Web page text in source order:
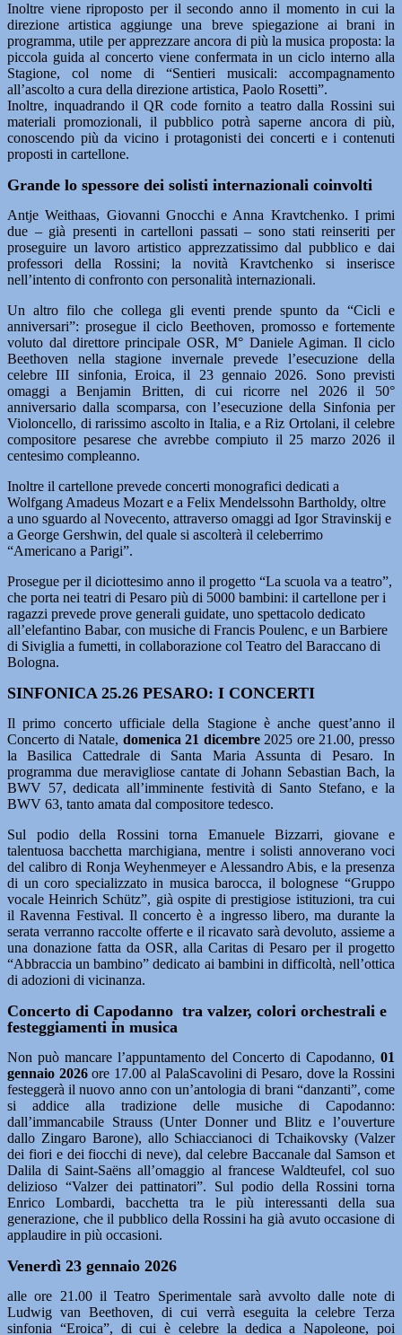
Inoltre viene riproposto per il secondo anno il momento in cui la
direzione artistica aggiunge una breve spiegazione ai brani in
programma, utile per apprezzare ancora di più la musica proposta: la
piccola guida al concerto viene confermata in un ciclo interno alla
Stagione, col nome di “Sentieri musicali: accompagnamento
all’ascolto a cura della direzione artistica, Paolo Rosetti”.
Inoltre, inquadrando il QR code fornito a teatro dalla Rossini sui
materiali promozionali, il pubblico potrà saperne ancora di più,
conoscendo più da vicino i protagonisti dei concerti e i contenuti
proposti in cartellone.
Grande lo spessore dei solisti internazionali coinvolti
Antje Weithaas, Giovanni Gnocchi e Anna Kravtchenko. I primi
due – già presenti in cartelloni passati – sono stati reinseriti per
proseguire un lavoro artistico apprezzatissimo dal pubblico e dai
professori della Rossini; la novità Kravtchenko si inserisce
nell’intento di confronto con personalità internazionali.
Un altro filo che collega gli eventi prende spunto da “Cicli e
anniversari”: prosegue il ciclo Beethoven, promosso e fortemente
voluto dal direttore principale OSR, M° Daniele Agiman. Il ciclo
Beethoven nella stagione invernale prevede l’esecuzione della
celebre III sinfonia, Eroica, il 23 gennaio 2026. Sono previsti
omaggi a Benjamin Britten, di cui ricorre nel 2026 il 50°
anniversario dalla scomparsa, con l’esecuzione della Sinfonia per
Violoncello, di rarissimo ascolto in Italia, e a Riz Ortolani, il celebre
compositore pesarese che avrebbe compiuto il 25 marzo 2026 il
centesimo compleanno.
Inoltre il cartellone prevede concerti monografici dedicati a
Wolfgang Amadeus Mozart e a Felix Mendelssohn Bartholdy, oltre
a uno sguardo al Novecento, attraverso omaggi ad Igor Stravinskij e
a George Gershwin, del quale si ascolterà il celeberrimo
“Americano a Parigi”.
Prosegue per il diciottesimo anno il progetto “La scuola va a teatro”,
che porta nei teatri di Pesaro più di 5000 bambini: il cartellone per i
ragazzi prevede prove generali guidate, uno spettacolo dedicato
all’elefantino Babar, con musiche di Francis Poulenc, e un Barbiere
di Siviglia a fumetti, in collaborazione col Teatro del Baraccano di
Bologna.
SINFONICA 25.26 PESARO: I CONCERTI
Il primo concerto ufficiale della Stagione è anche quest’anno il
Concerto di Natale, domenica 21 dicembre2025 ore 21.00, presso
la Basilica Cattedrale di Santa Maria Assunta di Pesaro. In
programma due meravigliose cantate di Johann Sebastian Bach, la
BWV 57, dedicata all’imminente festività di Santo Stefano, e la
BWV 63, tanto amata dal compositore tedesco.
Sul podio della Rossini torna Emanuele Bizzarri, giovane e
talentuosa bacchetta marchigiana, mentre i solisti annoverano voci
del calibro di Ronja Weyhenmeyer e Alessandro Abis, e la presenza
di un coro specializzato in musica barocca, il bolognese “Gruppo
vocale Heinrich Schütz”, già ospite di prestigiose istituzioni, tra cui
il Ravenna Festival. Il concerto è a ingresso libero, ma durante la
serata verranno raccolte offerte e il ricavato sarà devoluto, assieme a
una donazione fatta da OSR, alla Caritas di Pesaro per il progetto
“Abbraccia un bambino” dedicato ai bambini in difficoltà, nell’ottica
di adozioni di vicinanza.
Concerto di Capodanno tra valzer, colori orchestrali e
festeggiamenti in musica
Non può mancare l’appuntamento del Concerto di Capodanno, 01
gennaio 2026ore 17.00 al PalaScavolini di Pesaro, dove la Rossini
festeggerà il nuovo anno con un’antologia di brani “danzanti”, come
si addice alla tradizione delle musiche di Capodanno:
dall’immancabile Strauss (Unter Donner und Blitz e l’ouverture
dallo Zingaro Barone), allo Schiaccianoci di Tchaikovsky (Valzer
dei fiori e dei fiocchi di neve), dal celebre Baccanale dal Samson et
Dalila di Saint-Saëns all’omaggio al francese Waldteufel, col suo
delizioso “Valzer dei pattinatori”. Sul podio della Rossini torna
Enrico Lombardi, bacchetta tra le più interessanti della sua
generazione, che il pubblico della Rossini ha già avuto occasione di
applaudire in più occasioni.
Venerdì 23 gennaio 2026
alle ore 21.00 il Teatro Sperimentale sarà avvolto dalle note di
Ludwig van Beethoven, di cui verrà eseguita la celebre Terza
sinfonia “Eroica”, di cui è celebre la dedica a Napoleone, poi